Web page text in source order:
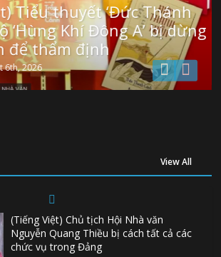
Tiểu thuyết ‘Đức Thánh
‘Hùng Khí Đông A’ bị dừng
để thẩm định
6th, 2026
View All
(Tiếng Việt) Chủ tịch Hội Nhà văn
Nguyễn Quang Thiều bị cách tất cả các
chức vụ trong Đảng